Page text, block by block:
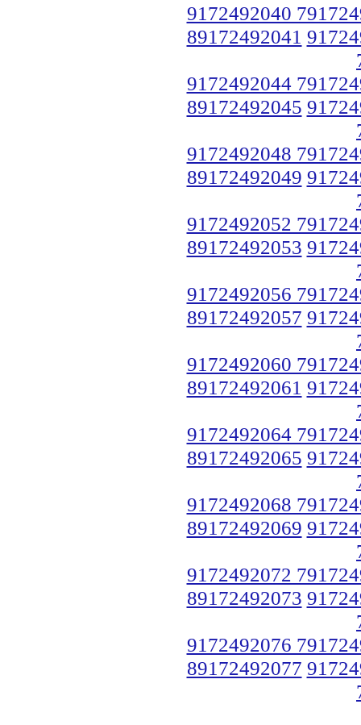
9172492040
89172492041
9172492044
89172492045
9172492048
89172492049
9172492052
89172492053
9172492056
89172492057
9172492060
89172492061
9172492064
89172492065
9172492068
89172492069
9172492072
89172492073
9172492076
89172492077